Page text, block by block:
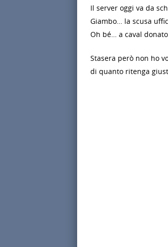
Il server oggi va da
Giambo… la scusa
Oh bé… a caval
Stasera però non ho
di quanto ritenga